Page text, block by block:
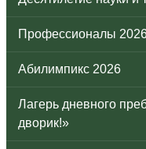
Профессионалы
Абилимпикс 2026
Лагерь дневного
дворик!»